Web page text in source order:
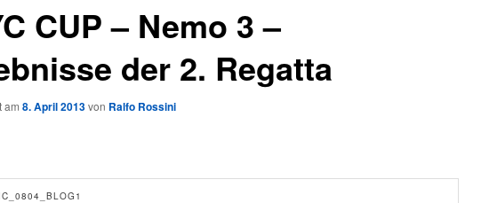
CUP – Nemo 3 –
der 2. Regatta
am 8. April 2013von Ralfo Rossini